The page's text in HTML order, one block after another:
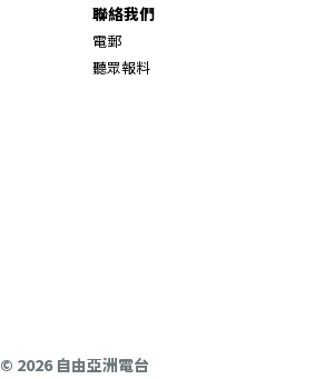
聯絡我們
電郵
聽眾報料
© 2026 自由亞洲電台